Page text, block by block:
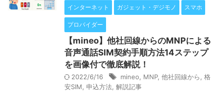
インターネット ガジェット・デジモノ スマホ
プロバイダー
【mineo】他社回線からのMNPによる
音声通話SIM契約手順方法14ステップ
を画像付で徹底解説！
2022/6/16 mineo MNP, 他社回線から
格
安SIM 申込方法 解説記事